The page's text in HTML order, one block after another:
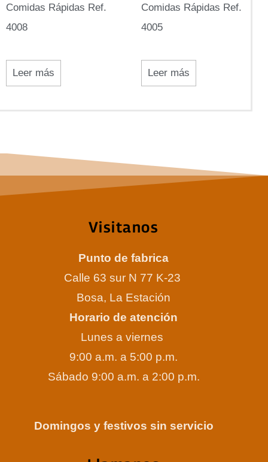
Comidas Rápidas Ref.
4008
Leer más
Comidas Rápidas Ref.
4005
Leer más
Visitanos
Punto de fabrica
Calle 63 sur N 77 K-23
Bosa, La Estación
Horario de atención
Lunes a viernes
9:00 a.m. a 5:00 p.m.
Sábado 9:00 a.m. a 2:00 p.m.
Domingos y festivos sin servicio